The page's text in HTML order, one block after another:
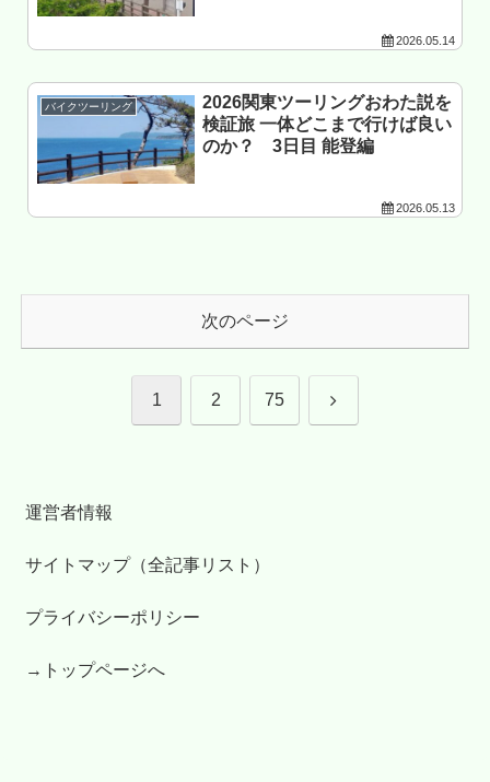
2026.05.14
バイクツーリング
2026関東ツーリングおわた説を
検証旅 一体どこまで行けば良い
のか？ 3日目 能登編
2026.05.13
次のページ
1 2 75 次
運営者情報
サイトマップ（全記事リスト）
プライバシーポリシー
→トップページへ